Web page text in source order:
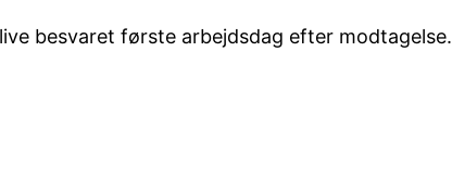
besvaret første arbejdsdag efter modtagelse.